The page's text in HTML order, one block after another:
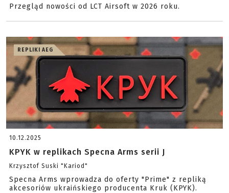
Przegląd nowości od LCT Airsoft w 2026 roku.
REPLIKI AEG
10.12.2025
KPYK w replikach Specna Arms serii J
Krzysztof Suski "Kariod"
Specna Arms wprowadza do oferty "Prime" z repliką
akcesoriów ukraińskiego producenta Kruk (KPYK).